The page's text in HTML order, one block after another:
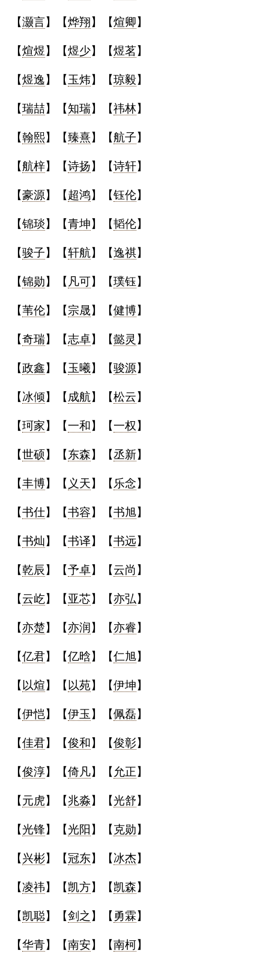
【灏言】【烨翔】【煊卿】
【煊煜】【煜少】【煜茗】
【煜逸】【玉炜】【琼毅】
【瑞喆】【知瑞】【祎林】
【翰熙】【臻熹】【航子】
【航梓】【诗扬】【诗轩】
【豪源】【超鸿】【钰伦】
【锦琰】【青坤】【韬伦】
【骏子】【轩航】【逸祺】
【锦勋】【 凡可】【璞钰】
【苇伦】【宗晟】【健博】
【奇瑞】【志卓】【懿灵 】
【政鑫】【玉曦】【骏源】
【冰倾】【 成航】【松云】
【珂家】【一和】【一权 】
【世硕 】【东森】【丞新】
【丰博】【 义天】【 乐念】
【书仕】【书容】【书旭】
【书灿】【书译】【书远】
【乾辰 】【予卓】【云尚 】
【云屹】【亚芯】【亦弘】
【亦楚】【亦润 】【亦睿】
【亿君】【亿晗】【仁旭】
【 以煊】【 以苑】【伊坤】
【伊恺】【伊玉 】【佩磊】
【佳君】【俊和】【俊彰】
【俊淳】【倚凡】【 允正】
【元虎】【兆淼】【光舒】
【光锋】【光阳 】【克勋】
【兴彬】【冠东】【冰杰】
【凌祎】【凯方】【凯森】
【凯聪】【剑之 】【 勇霖】
【华青】【南安】【南柯】